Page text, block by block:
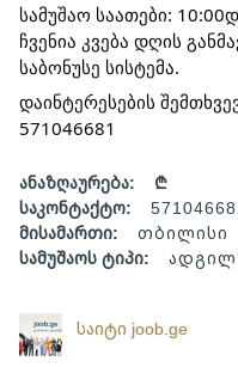
სამუშაო საათები:
ჩვენია კვება დღის
საბონუსე სისტემა.
დაინტერესების
571046681
ანაზღაურება:
₾
საკონტაქტო:
მისამართი:
თბილისი
სამუშაოს ტიპი:
საიტი joob.ge